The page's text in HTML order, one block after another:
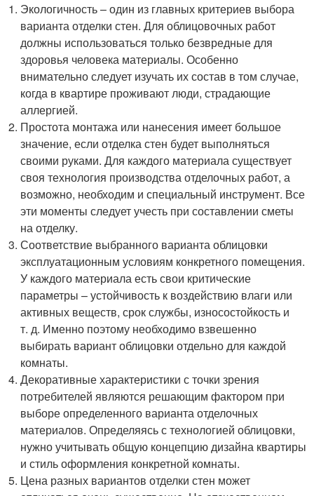
Экологичность – один из главных критериев выбора
варианта отделки стен. Для облицовочных работ
должны использоваться только безвредные для
здоровья человека материалы. Особенно
внимательно следует изучать их состав в том случае,
когда в квартире проживают люди, страдающие
аллергией.
Простота монтажа или нанесения имеет большое
значение, если отделка стен будет выполняться
своими руками. Для каждого материала существует
своя технология производства отделочных работ, а
возможно, необходим и специальный инструмент. Все
эти моменты следует учесть при составлении сметы
на отделку.
Соответствие выбранного варианта облицовки
эксплуатационным условиям конкретного помещения.
У каждого материала есть свои критические
параметры – устойчивость к воздействию влаги или
активных веществ, срок службы, износостойкость и
т. д. Именно поэтому необходимо взвешенно
выбирать вариант облицовки отдельно для каждой
комнаты.
Декоративные характеристики с точки зрения
потребителей являются решающим фактором при
выборе определенного варианта отделочных
материалов. Определяясь с технологией облицовки,
нужно учитывать общую концепцию дизайна квартиры
и стиль оформления конкретной комнаты.
Цена разных вариантов отделки стен может